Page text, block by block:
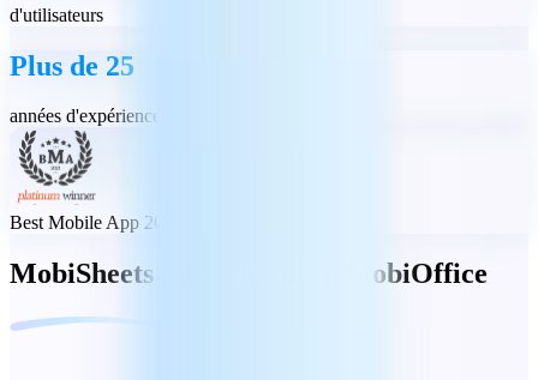
d'utilisateurs
Plus de 25
années d'expérience
Best Mobile App 2023
MobiSheets est inclus dans MobiOffice